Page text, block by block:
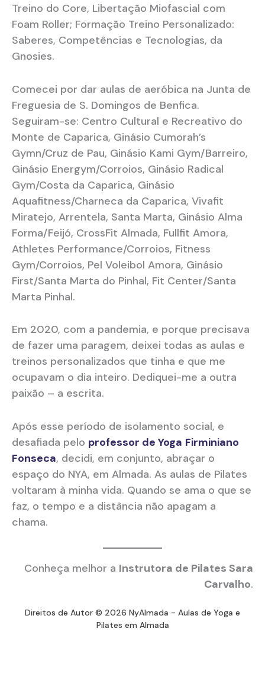
Treino do Core, Libertação Miofascial com
Foam Roller; Formação Treino Personalizado:
Saberes, Competências e Tecnologias, da
Gnosies.
Comecei por dar aulas de aeróbica na Junta de
Freguesia de S. Domingos de Benfica.
Seguiram-se: Centro Cultural e Recreativo do
Monte de Caparica, Ginásio Cumorah’s
Gymn/Cruz de Pau, Ginásio Kami Gym/Barreiro,
Ginásio Energym/Corroios, Ginásio Radical
Gym/Costa da Caparica, Ginásio
Aquafitness/Charneca da Caparica, Vivafit
Miratejo, Arrentela, Santa Marta, Ginásio Alma
Forma/Feijó, CrossFit Almada, Fullfit Amora,
Athletes Performance/Corroios, Fitness
Gym/Corroios, Pel Voleibol Amora, Ginásio
First/Santa Marta do Pinhal, Fit Center/Santa
Marta Pinhal.
Em 2020, com a pandemia, e porque precisava
de fazer uma paragem, deixei todas as aulas e
treinos personalizados que tinha e que me
ocupavam o dia inteiro. Dediquei-me a outra
paixão – a escrita.
Após esse período de isolamento social, e
desafiada pelo professor de Yoga Firminiano
Fonseca, decidi, em conjunto, abraçar o
espaço do NYA, em Almada. As aulas de Pilates
voltaram à minha vida. Quando se ama o que se
faz, o tempo e a distância não apagam a
chama.
Conheça melhor a Instrutora de Pilates Sara
Carvalho.
Direitos de Autor © 2026 NyAlmada - Aulas de Yoga e
Pilates em Almada